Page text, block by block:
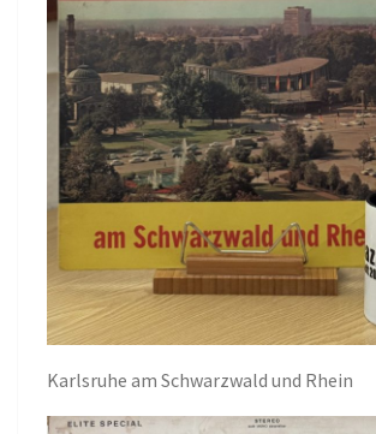
Karlsruhe am Schwarzwald und Rhein